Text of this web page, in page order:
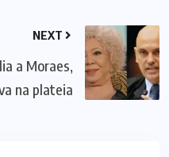
NEXT
a Moraes,
na plateia